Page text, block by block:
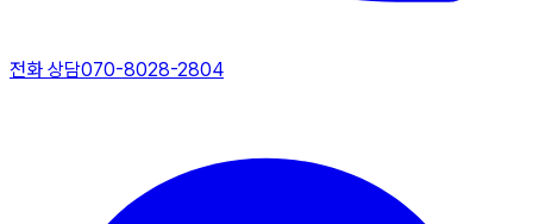
전화 상담070-8028-2804